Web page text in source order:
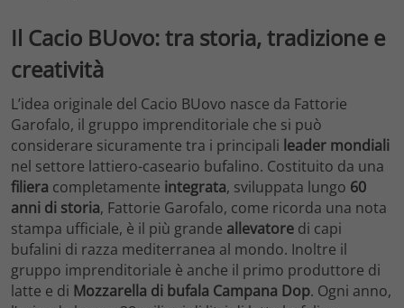
Il Cacio BUovo: tra storia, tradizione e
creatività
L’idea originale del Cacio BUovo nasce da Fattorie
Garofalo, il gruppo imprenditoriale che si può
considerare sicuramente tra i principali leader mondiali
nel settore lattiero-caseario bufalino. Costituito da una
filiera completamente integrata, sviluppata lungo 60
anni di storia, Fattorie Garofalo, come ricorda una nota
stampa ufficiale, è il più grande allevatore di capi
bufalini di razza mediterranea al mondo. Inoltre il
gruppo imprenditoriale è anche il primo produttore di
latte e di Mozzarella di bufala Campana Dop. Ogni anno,